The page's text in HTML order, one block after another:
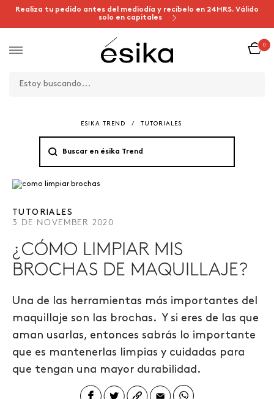
Realiza tu pedido antes del mediodía y recíbelo en 24HRS. Válido
solo en capitales
0
ESIKA TREND / TUTORIALES
TUTORIALES
3 DE NOVEMBER 2020
¿CÓMO LIMPIAR MIS
BROCHAS DE MAQUILLAJE?
Una de las herramientas más importantes del
maquillaje son las brochas. Y si eres de las que
aman usarlas, entonces sabrás lo importante
que es mantenerlas limpias y cuidadas para
que tengan una mayor durabilidad.